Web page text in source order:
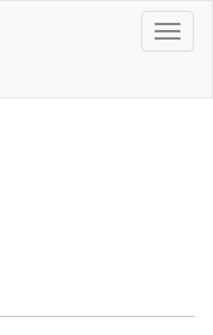
Toggle